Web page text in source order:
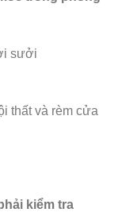
sưởi
thất và rèm cửa
kiểm tra